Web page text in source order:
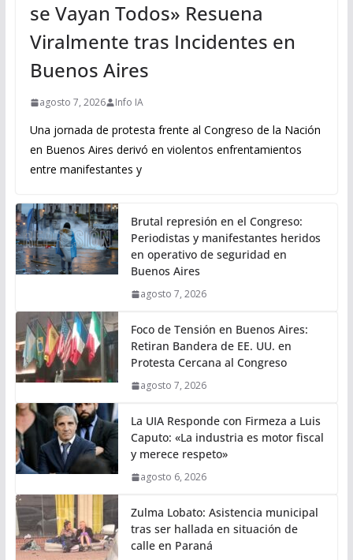
se Vayan Todos» Resuena
Viralmente tras Incidentes en
Buenos Aires
agosto 7, 2026 Info IA
Una jornada de protesta frente al Congreso de la Nación
en Buenos Aires derivó en violentos enfrentamientos
entre manifestantes y
Brutal represión en el Congreso:
Periodistas y manifestantes heridos
en operativo de seguridad en
Buenos Aires
agosto 7, 2026
Foco de Tensión en Buenos Aires:
Retiran Bandera de EE. UU. en
Protesta Cercana al Congreso
agosto 7, 2026
La UIA Responde con Firmeza a Luis
Caputo: «La industria es motor fiscal
y merece respeto»
agosto 6, 2026
Zulma Lobato: Asistencia municipal
tras ser hallada en situación de
calle en Paraná